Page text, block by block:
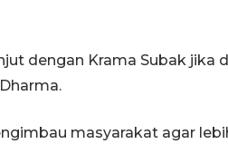
dengan Krama Subak jika
masyarakat agar